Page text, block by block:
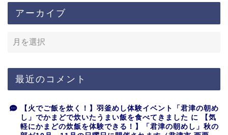
アーカイブ
最近のコメント
【火でご飯を炊く！】羽釜めし体験イベント「君津の朝め
し」でかまどで炊いたうまい飯を食べてきました に
【気
軽にかまどの炊飯を体験できる！】「君津の朝めし」秋の